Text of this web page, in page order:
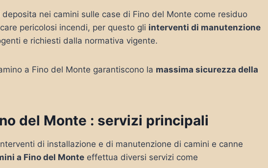
deposita nei camini sulle case di Fino del Monte come residuo
pericolosi incendi, per questo gli interventi di manutenzione
e richiesti dalla normativa vigente.
a Fino del Monte garantiscono la massima sicurezza della
del Monte : servizi principali
di installazione e di manutenzione di camini e canne
a Fino del Monte effettua diversi servizi come